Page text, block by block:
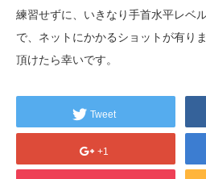
練習せずに、いきなり手首水平レベ
で、ネットにかかるショットが有り
頂けたら幸いです。
Tweet
+1